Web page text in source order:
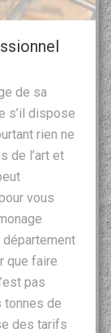
de sa
s’il dispose
rien ne
de l’art et
vous
que faire
pas
tonnes de
des tarifs